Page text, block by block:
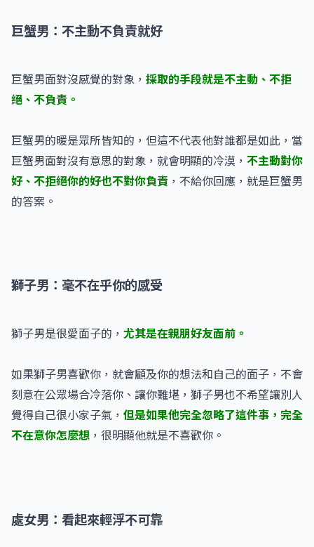
巨蟹男：不主動不負責就好
巨蟹男面對沒感覺的對象， 採取的手段就是不主動、不拒
絕、不負責。
巨蟹男的暖是眾所皆知的，但這不代表他對誰都是如此，當
巨蟹男面對沒有意思的對象，就會明顯的冷漠， 不主動對你
好、不拒絕你的好也不對你負責 ，不給你回應，就是巨蟹男
的答案。
獅子男：毫不在乎你的感受
獅子男是很愛面子的， 尤其是在親朋好友面前。
如果獅子男喜歡你，就會顧及你的想法和自己的面子，不會
刻意在公眾場合冷落你、讓你難堪，獅子男也不希望讓別人
覺得自己很小家子氣， 但是如果他完全忽略了這件事，完全
不在意你怎麼想 ，很明顯他就是不喜歡你。
處女男：看起來輕浮不可靠